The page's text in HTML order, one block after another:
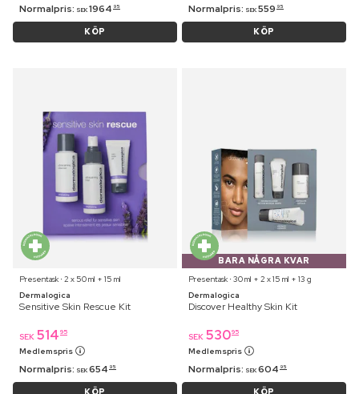
Normalpris: SEK 1964 95
KÖP
Normalpris: SEK 559 95
KÖP
Presentask ⋅ 2 x 50 ml + 15 ml
Dermalogica
Sensitive Skin Rescue Kit
SEK 514 95
Medlemspris
Normalpris: SEK 654 95
KÖP
BARA NÅGRA KVAR
Presentask ⋅ 30 ml + 2 x 15 ml + 13 g
Dermalogica
Discover Healthy Skin Kit
SEK 53095
Medlemspris
Normalpris: SEK 604 95
KÖP